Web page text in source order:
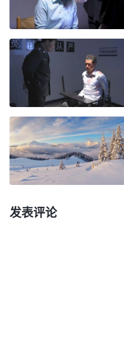
事。撒但越羞辱我，我
让撒但蒙羞失败，这样
自己的本分，只要神的
意。当我这样想的时候
不自禁地流了下来，
爱了！跟随你这么多年
到你的爱，没有像今天
时我完全忘记了自己的
久很久。
衣，我只穿了一身薄秋
发表评论